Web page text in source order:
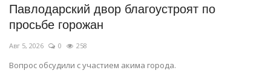
Павлодарский двор благоустроят по
просьбе горожан
Авг 5, 2026 0 258
Вопрос обсудили с участием акима города.